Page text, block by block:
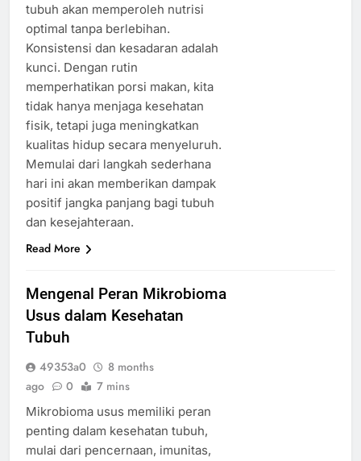
tubuh akan memperoleh nutrisi
optimal tanpa berlebihan.
Konsistensi dan kesadaran adalah
kunci. Dengan rutin
memperhatikan porsi makan, kita
tidak hanya menjaga kesehatan
fisik, tetapi juga meningkatkan
kualitas hidup secara menyeluruh.
Memulai dari langkah sederhana
hari ini akan memberikan dampak
positif jangka panjang bagi tubuh
dan kesejahteraan.
Read More
Mengenal Peran Mikrobioma
Usus dalam Kesehatan
Tubuh
49353a0
8 months
ago
0 7 mins
Mikrobioma usus memiliki peran
penting dalam kesehatan tubuh,
mulai dari pencernaan, imunitas,